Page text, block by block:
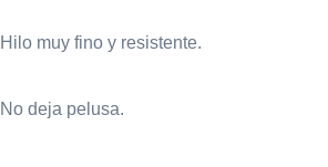
Hilo muy fino y resistente.
No deja pelusa.